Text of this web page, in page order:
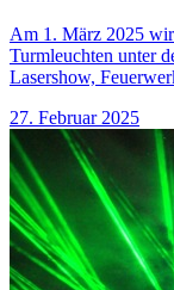
Am 1. März 2025
Turmleuchten unter
Lasershow,
27. Februar 2025